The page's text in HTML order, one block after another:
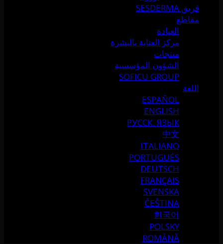
فريق SESDERMA
مقاطع
العيادة
مركز العناية بالبشرة
منتجات
الشؤون المؤسسية
SOFICU GROUP
اللغة
ESPAÑOL
ENGLISH
РУССК. ЯЗЫК
中文
ITALIANO
PORTUGUÉS
DEUTSCH
FRANÇAIS
SVENSKA
ČEŠTINA
한국어
POLSKY
ROMÂNĂ